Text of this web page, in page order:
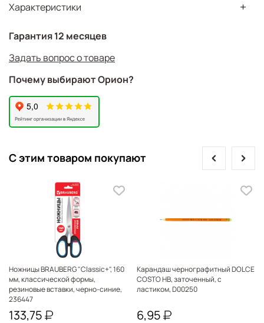
Характеристики
Гарантия 12 месяцев
Задать вопрос о товаре
Почему выбирают Орион?
С этим товаром покупают
Ножницы BRAUBERG "Classic+", 160
мм, классической формы,
резиновые вставки, черно-синие,
236447
133,75
Карандаш чернографитный DOLCE
COSTO HB, заточенный, с
ластиком, D00250
6,95
prev next